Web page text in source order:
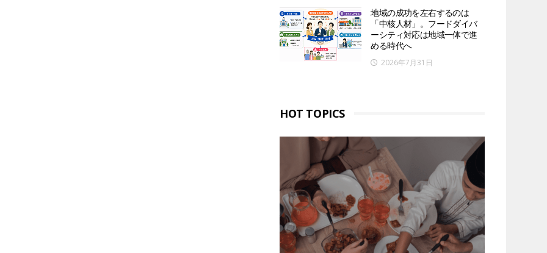
地域の成功を左右するのは
「中核人材」。フードダイバ
ーシティ対応は地域一体で進
める時代へ
2026年7月31日
HOT TOPICS